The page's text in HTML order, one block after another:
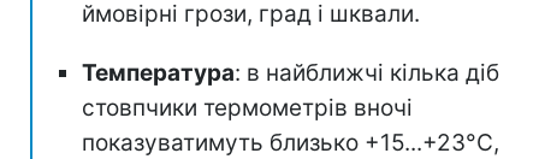
ймовірні грози, град і шквали.
Температура: в найближчі кілька діб
стовпчики термометрів вночі
показуватимуть близько +15...+23°С,